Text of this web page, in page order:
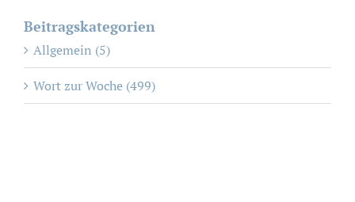
Beitragskategorien
Allgemein (5)
Wort zur Woche (499)